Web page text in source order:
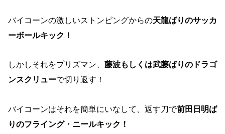
バイコーンの激しいストンピングからの天龍ばりのサッカ
ーボールキック！
しかしそれをプリズマン、 藤波もしくは武藤ばりのドラゴ
ンスクリューで切り返す！
バイコーンはそれを簡単にいなして、返す刀で前田日明ば
りのフライング・ニールキック！